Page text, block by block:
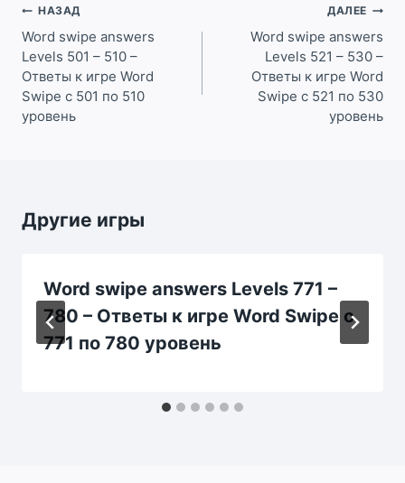
Навигация
по
записям
НАЗАД
Word swipe answers
Levels 501 – 510 –
Ответы к игре Word
Swipe с 501 по 510
уровень
ДАЛЕЕ
Word swipe answers
Levels 521 – 530 –
Ответы к игре Word
Swipe с 521 по 530
уровень
Другие игры
Word swipe answers Levels 771 –
780 – Ответы к игре Word Swipe с
771 по 780 уровень